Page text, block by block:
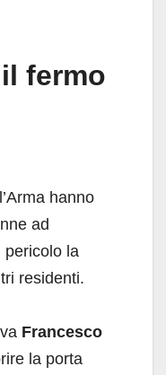
fermo
hanno
ad
pericolo la
residenti.
Francesco
la porta